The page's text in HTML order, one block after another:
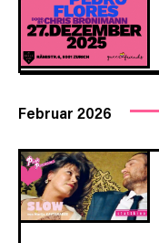
Februar 2026